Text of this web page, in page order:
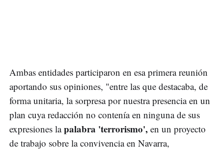
Ambas entidades participaron en esa primera reunión
aportando sus opiniones, "entre las que destacaba, de
forma unitaria, la sorpresa por nuestra presencia en un
plan cuya redacción no contenía en ninguna de sus
expresiones lapalabra 'terrorismo', en un proyecto
de trabajo sobre la convivencia en Navarra,